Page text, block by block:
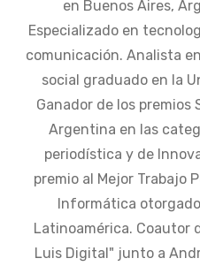
en Buenos Aires,
Especializado en
comunicación. Analista
social graduado en la
Ganador de los premios
Argentina en las
periodística y de
premio al Mejor Trabajo
Informática otorgado
Latinoamérica. Coautor
Luis Digital" junto a